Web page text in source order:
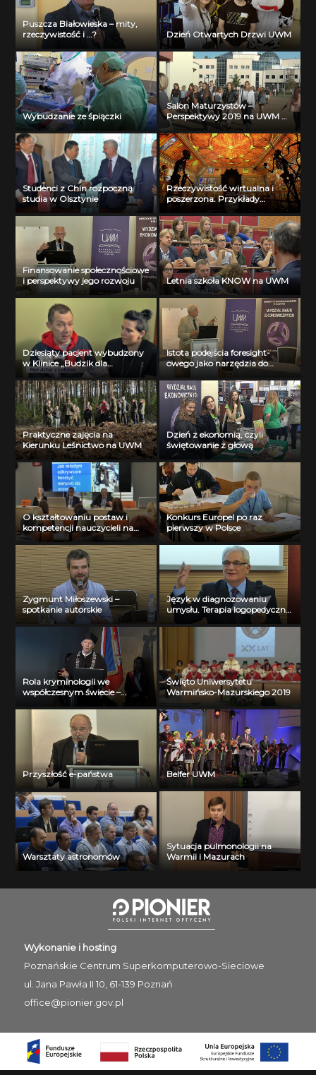
Puszcza Białowieska – mity,
rzeczywistość i …?
Dzień Otwartych Drzwi UWM
Wybudzanie ze śpiączki
Salon Maturzystów –
Perspektywy 2019 na UWM w
Olsztynie
Studenci z Chin rozpoczną
studia w Olsztynie
Rzeczywistość wirtualna i
poszerzona. Przykłady
zastosowań w medycynie.
Finansowanie społecznościowe
i perspektywy jego rozwoju
Letnia szkoła KNOW na UWM
Dziesiąty pacjent wybudzony
w Klinice „Budzik dla
dorosłych”
Istota podejścia foresight-
owego jako narzędzia do
przewidywania przyszłości
Praktyczne zajęcia na
Kierunku Leśnictwo na UWM
Dzień z ekonomią, czyli
świętowanie z głową
O kształtowaniu postaw i
kompetencji nauczycieli na
UWM
Konkurs Europel po raz
pierwszy w Polsce
Zygmunt Miłoszewski –
spotkanie autorskie
Język w diagnozowaniu
umysłu. Terapia logopedyczna
a poznawcza i interakcyjna
Rola kryminologii we
współczesnym świecie –
wybrane kierunki badań
kryminologicznych
Święto Uniwersytetu
Warmińsko-Mazurskiego 2019
Przyszłość e-państwa Belfer UWM
Warsztaty astronomów
Sytuacja pulmonologii na
Warmii i Mazurach
Wykonanie i hosting
Poznańskie Centrum Superkomputerowo-Sieciowe
ul. Jana Pawła II 10, 61-139 Poznań
office@pionier.gov.pl